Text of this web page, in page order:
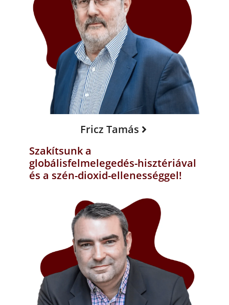
Fricz Tamás
Szakítsunk a
globálisfelmelegedés-hisztériával
és a szén-dioxid-ellenességgel!